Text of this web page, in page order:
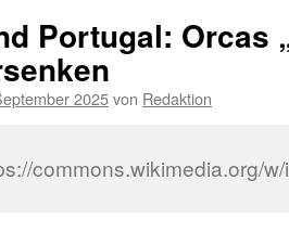
Portugal: Orcas
2025von Redaktion
commons.wikimedia.org/